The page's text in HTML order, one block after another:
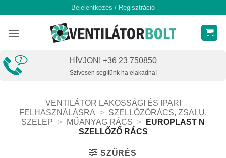
content
Bejelentkezés / Regisztráció
HÍVJON! +36 23 750850
Szívesen segítünk ha elakadna!
VENTILÁTOR LAKOSSÁGI ÉS IPARI
FELHASZNÁLÁSRA
> SZELLŐZŐRÁCS, ZSALU,
SZELEP
> MŰANYAG RÁCS >
EUROPLAST N
SZELLŐZŐ RÁCS
SZŰRÉS